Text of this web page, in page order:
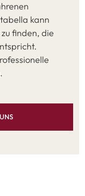
kann
finden, die